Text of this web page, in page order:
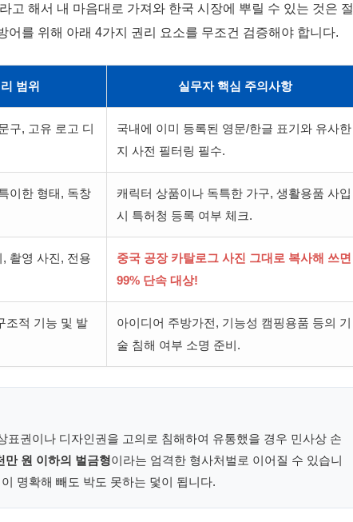
고 해서 내 마음대로 가져와 한국 시장에 뿌릴 수 있는 것은 절
를 위해 아래 4가지 권리 요소를 무조건 검증해야 합니다.
범위 실무자 핵심 주의사항
구, 고유 로고 디
국내에 이미 등록된 영문/한글 표기와 유사한
지 사전 필터링 필수.
이한 형태, 독창
캐릭터 상품이나 독특한 가구, 생활용품 사입
시 특허청 등록 여부 체크.
촬영 사진, 전용
중국 공장 카탈로그 사진 그대로 복사해 쓰면
99% 단속 대상!
조적 기능 및 발
아이디어 주방가전, 기능성 캠핑용품 등의 기
술 침해 여부 소명 준비.
권이나 디자인권을 고의로 침해하여 유통했을 경우 민사상 손
만 원 이하의 벌금형이라는 엄격한 형사처벌로 이어질 수 있습니
명확해 빼도 박도 못하는 덫이 됩니다.